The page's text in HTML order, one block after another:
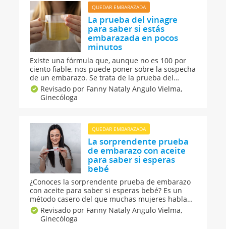
QUEDAR EMBARAZADA
La prueba del vinagre
para saber si estás
embarazada en pocos
minutos
Existe una fórmula que, aunque no es 100 por
ciento fiable, nos puede poner sobre la sospecha
de un embarazo. Se trata de la prueba del
vinagre para saber si estás embarazada en
pocos minutos. Es un test de embarazo casero
económico, fácil de realizar y que rápidamente
Revisado por Fanny Nataly Angulo Vielma,
Ginecóloga
QUEDAR EMBARAZADA
La sorprendente prueba
de embarazo con aceite
para saber si esperas
bebé
¿Conoces la sorprendente prueba de embarazo
con aceite para saber si esperas bebé? Es un
método casero del que muchas mujeres hablan
pero ¿es fiable o solo un mito? Te decimos en
qué consiste, cómo se hace y qué precauciones
tener. Ideal si eres de las que buscan señales
Revisado por Fanny Nataly Angulo Vielma,
Ginecóloga